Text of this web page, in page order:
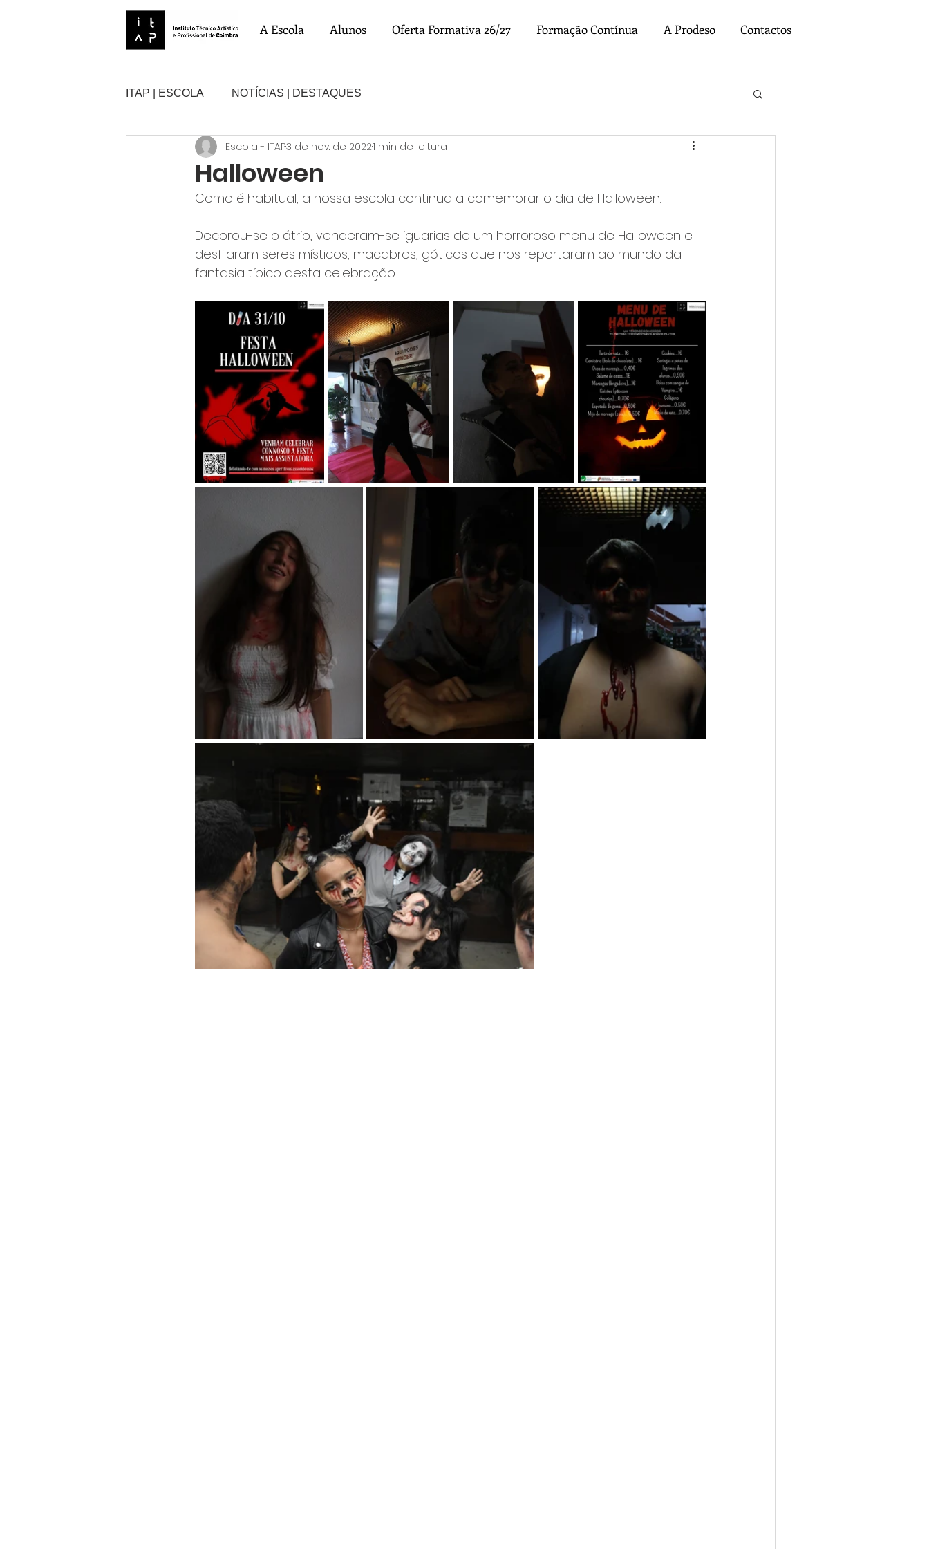
A Escola Alunos Oferta Formativa 26/27 Formação Contínua A Prodeso Contactos
ITAP | ESCOLA NOTÍCIAS | DESTAQUES
Halloween
Escola - ITAP3 de nov. de 20221 min de leitura
Como é habitual, a nossa escola continua a comemorar o dia de Halloween.
Decorou-se o átrio, venderam-se iguarias de um horroroso menu de Halloween e
desfilaram seres místicos, macabros, góticos que nos reportaram ao mundo da
fantasia típico desta celebração…